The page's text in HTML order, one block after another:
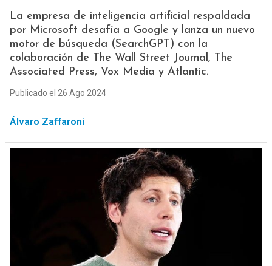
La empresa de inteligencia artificial respaldada
por Microsoft desafía a Google y lanza un nuevo
motor de búsqueda (SearchGPT) con la
colaboración de The Wall Street Journal, The
Associated Press, Vox Media y Atlantic.
Publicado el 26 Ago 2024
Álvaro Zaffaroni